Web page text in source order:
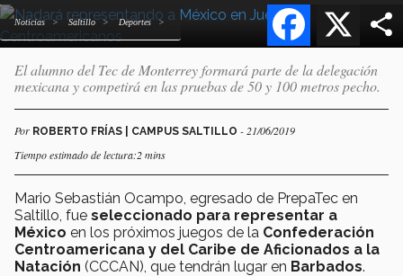
Noticias Saltillo deportes
El alumno del Tec de Monterrey formará parte de la delegación
mexicana y competirá en las pruebas de 50 y 100 metros pecho.
Por ROBERTO FRÍAS | CAMPUS SALTILLO - 21/06/2019
Tiempo estimado de lectura:2 mins
Mario Sebastián Ocampo, egresado de PrepaTec en
Saltillo, fue seleccionado para representar a
México en los próximos juegos de la Confederación
Centroamericana y del Caribe de Aficionados a la
Natación (CCCAN), que tendrán lugar en Barbados.